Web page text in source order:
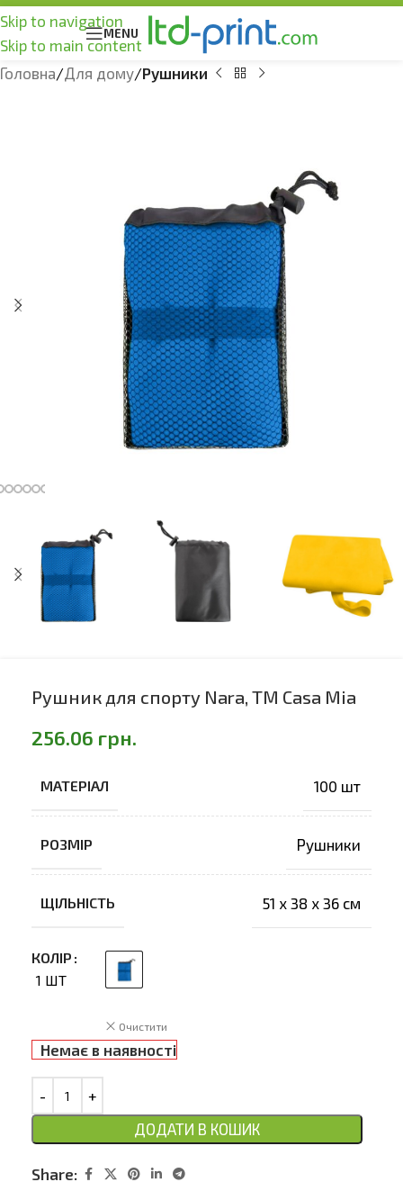
Skip to navigation
Skip to main content
MENU
Головна Для дому Рушники
Рушник для спорту Nara, TM Casa Mia
256.06 грн.
МАТЕРІАЛ 100 шт
РОЗМІР Рушники
ЩІЛЬНІСТЬ 51 х 38 х 36 см
КОЛІР
1 ШТ
Очистити
Немає в наявності
ДОДАТИ В КОШИК
Share: